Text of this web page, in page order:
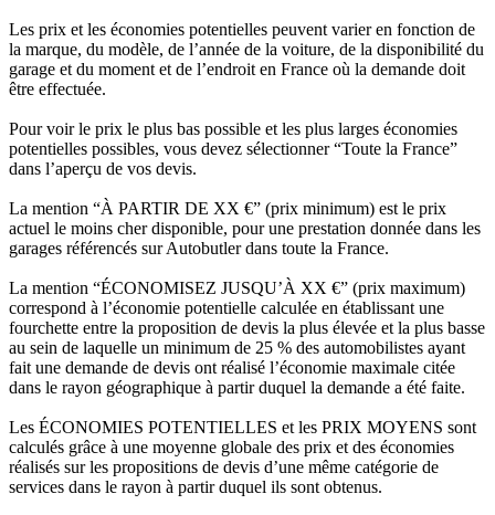
Les prix et les économies potentielles peuvent varier en fonction de
la marque, du modèle, de l’année de la voiture, de la disponibilité du
garage et du moment et de l’endroit en France où la demande doit
être effectuée.
Pour voir le prix le plus bas possible et les plus larges économies
potentielles possibles, vous devez sélectionner “Toute la France”
dans l’aperçu de vos devis.
La mention “À PARTIR DE XX €” (prix minimum) est le prix
actuel le moins cher disponible, pour une prestation donnée dans les
garages référencés sur Autobutler dans toute la France.
La mention “ÉCONOMISEZ JUSQU’À XX €” (prix maximum)
correspond à l’économie potentielle calculée en établissant une
fourchette entre la proposition de devis la plus élevée et la plus basse
au sein de laquelle un minimum de 25 % des automobilistes ayant
fait une demande de devis ont réalisé l’économie maximale citée
dans le rayon géographique à partir duquel la demande a été faite.
Les ÉCONOMIES POTENTIELLES et les PRIX MOYENS sont
calculés grâce à une moyenne globale des prix et des économies
réalisés sur les propositions de devis d’une même catégorie de
services dans le rayon à partir duquel ils sont obtenus.